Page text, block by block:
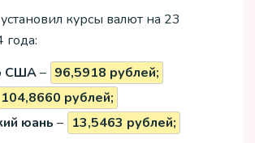
курсы валют на 23
года:
США– 96,5918 рублей;
104,8660 рублей;
юань – 13,5463 рублей;